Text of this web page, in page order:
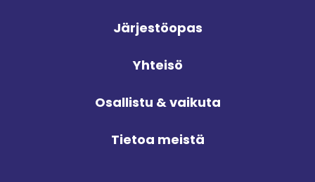
Järjestöopas
Yhteisö
Osallistu & vaikuta
Tietoa meistä